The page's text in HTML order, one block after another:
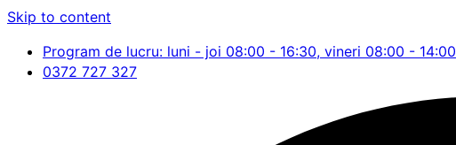
Skip to content
Program de lucru: luni - joi 08:00 - 16:30, vineri 08:00 - 14:00
0372 727 327